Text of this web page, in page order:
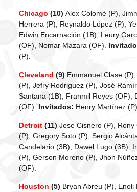
Chicago (10) Alex Colomé (P),
Herrera (P), Reynaldo López (P),
Edwin Encarnación (1B), Leury
(OF), Nomar Mazara (OF).
(P).
Cleveland (9) Emmanuel Clase
(P), Jefry Rodriguez (P), José
Santana (1B), Franmil Reyes (OF),
(OF). Invitados: Henry Martínez
Detroit(11) Jose Cisnero (P),
(P), Gregory Soto (P), Sergio
Candelario (3B), Dawel Lugo (3B).
(P), Gerson Moreno (P), Jhon
(OF).
Houston (5) Bryan Abreu (P),